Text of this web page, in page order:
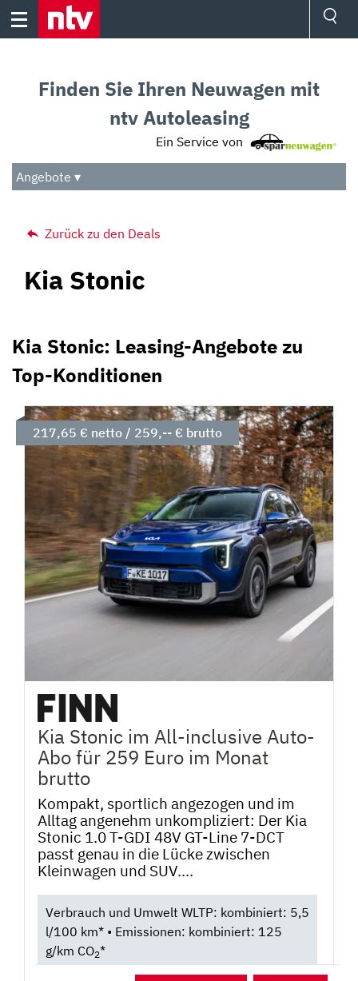
Skip
Audio
Das Beste
Finden Sie Ihren Neuwagen mit
ntv Autoleasing
Ein Service von
Angebote ▾
Zurück zu den Deals
Kia Stonic
Kia Stonic: Leasing-Angebote zu
Top-Konditionen
Kia Stonic im All-inclusive Auto-
Abo für 259 Euro im Monat
brutto
Kompakt, sportlich angezogen und im
Alltag angenehm unkompliziert: Der Kia
Stonic 1.0 T-GDI 48V GT-Line 7-DCT
passt genau in die Lücke zwischen
Kleinwagen und SUV....
Verbrauch und Umwelt WLTP: kombiniert: 5,5
l/100 km* • Emissionen: kombiniert: 125
g/km CO2*
217,65 € netto / 259,-- € brutto